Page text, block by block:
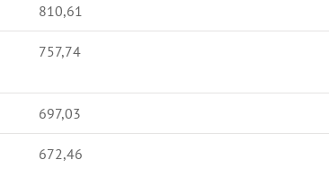
810,61
757,74
697,03
672,46